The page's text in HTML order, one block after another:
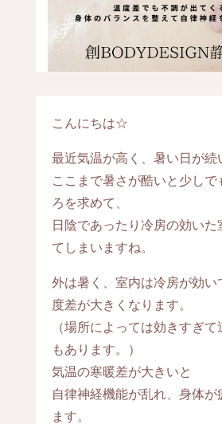
こんにちは☆
最近気温が高く、暑い日が続
ここまで暑さが酷いと少しで
ろを求めて、
日陰であったり冷房の効いた
てしまいますね。
外は暑く、室内は冷房が効い
度差が大きくなります。
（場所によっては効きすぎ
もあります。）
気温の寒暖差が大きいと
自律神経機能が乱れ、身体が
ます。